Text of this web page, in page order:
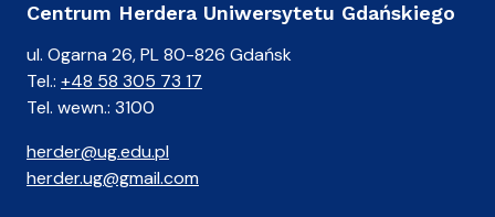
Centrum Herdera Uniwersytetu Gdańskiego
ul. Ogarna 26, PL 80-826 Gdańsk
Tel.: +48 58 305 73 17
Tel. wewn.: 3100
herder@ug.edu.pl
herder.ug@gmail.com